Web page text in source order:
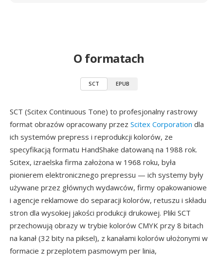
O formatach
SCT EPUB
SCT (Scitex Continuous Tone) to profesjonalny rastrowy
format obrazów opracowany przez Scitex Corporation dla
ich systemów prepress i reprodukcji kolorów, ze
specyfikacją formatu HandShake datowaną na 1988 rok.
Scitex, izraelska firma założona w 1968 roku, była
pionierem elektronicznego prepressu — ich systemy były
używane przez głównych wydawców, firmy opakowaniowe
i agencje reklamowe do separacji kolorów, retuszu i składu
stron dla wysokiej jakości produkcji drukowej. Pliki SCT
przechowują obrazy w trybie kolorów CMYK przy 8 bitach
na kanał (32 bity na piksel), z kanałami kolorów ułożonymi w
formacie z przeplotem pasmowym per linia,